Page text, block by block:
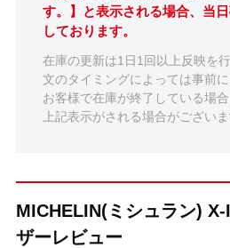
す。】と表示される場合、当
しております。
在庫の更新は1日1回以上反映を
文のタイミングによっては事前
お客様で在庫が終了している場
上記表示がされる場合がござい
MICHELIN(ミシュラン)
ザーレビュー